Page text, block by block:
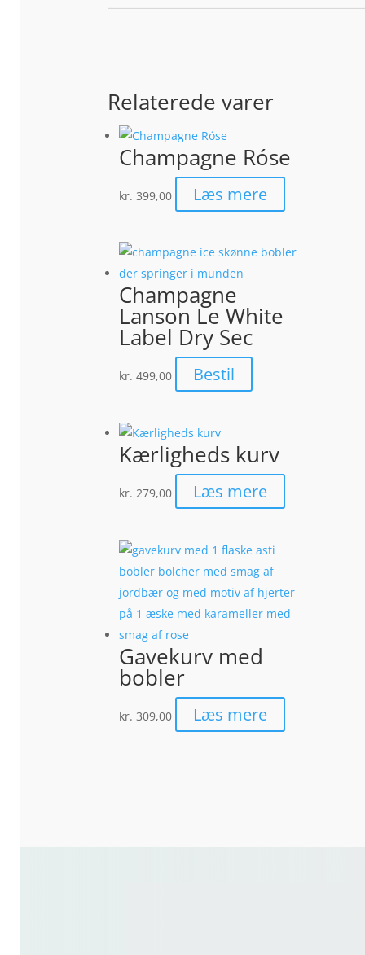
Relaterede varer
Champagne Róse
kr. 399,00 Læs mere
Champagne
Lanson Le White
Label Dry Sec
kr. 499,00 Bestil
Kærligheds kurv
kr. 279,00 Læs mere
Gavekurv med
bobler
kr. 309,00 Læs mere